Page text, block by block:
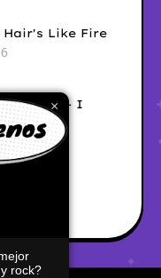
×
rock?
Like Fire
- I